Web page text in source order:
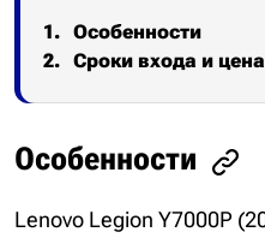
Особенности
Сроки входа и цена
Особенности
Lenovo Legion Y7000P